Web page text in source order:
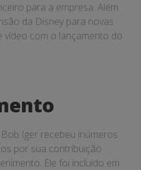
para a empresa. Além
da Disney para novas
vídeo com o lançamento do
Iger recebeu inúmeros
por sua contribuição
Ele foi incluído em